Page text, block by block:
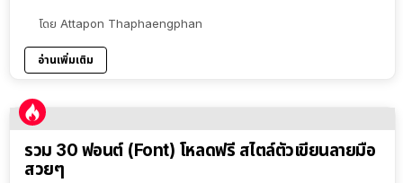
โดย Attapon Thaphaengphan
อ่านเพิ่มเติม
รวม 30 ฟอนต์ (Font) โหลดฟรี สไตล์ตัวเขียนลายมือ
สวยๆ